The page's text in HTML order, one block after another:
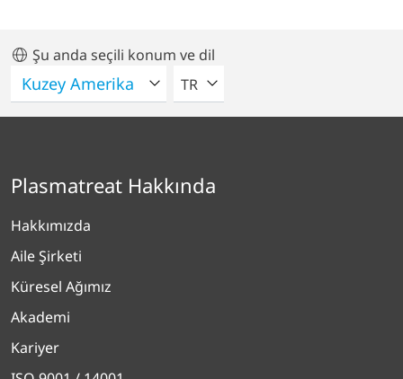
Şu anda seçili konum ve dil
LÜTFEN BIR DIL SEÇIN
TR
Plasmatreat Hakkında
Hakkımızda
Aile Şirketi
Küresel Ağımız
Akademi
Kariyer